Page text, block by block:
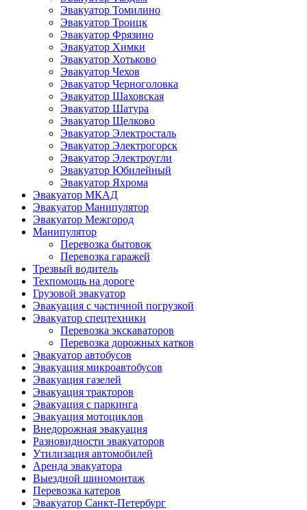
Эвакуатор Томилино
Эвакуатор Троицк
Эвакуатор Фрязино
Эвакуатор Химки
Эвакуатор Хотьково
Эвакуатор Чехов
Эвакуатор Черноголовка
Эвакуатор Шаховская
Эвакуатор Шатура
Эвакуатор Щелково
Эвакуатор Электросталь
Эвакуатор Электрогорск
Эвакуатор Электроугли
Эвакуатор Юбилейный
Эвакуатор Яхрома
Эвакуатор МКАД
Эвакуатор Манипулятор
Эвакуатор Межгород
Манипулятор
Перевозка бытовок
Перевозка гаражей
Трезвый водитель
Техпомощь на дороге
Грузовой эвакуатор
Эвакуация с частичной погрузкой
Эвакуатор спецтехники
Перевозка экскаваторов
Перевозка дорожных катков
Эвакуатор автобусов
Эвакуация микроавтобусов
Эвакуация газелей
Эвакуация тракторов
Эвакуация с паркинга
Эвакуация мотоциклов
Внедорожная эвакуация
Разновидности эвакуаторов
Утилизация автомобилей
Аренда эвакуатора
Выездной шиномонтаж
Перевозка катеров
Эвакуатор Санкт-Петербург